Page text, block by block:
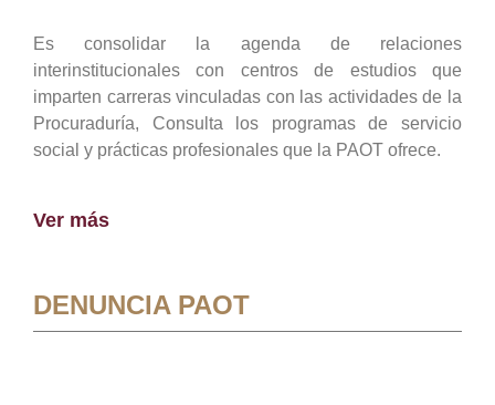
Es consolidar la agenda de relaciones
interinstitucionales con centros de estudios que
imparten carreras vinculadas con las actividades de la
Procuraduría, Consulta los programas de servicio
social y prácticas profesionales que la PAOT ofrece.
Ver más
DENUNCIA PAOT